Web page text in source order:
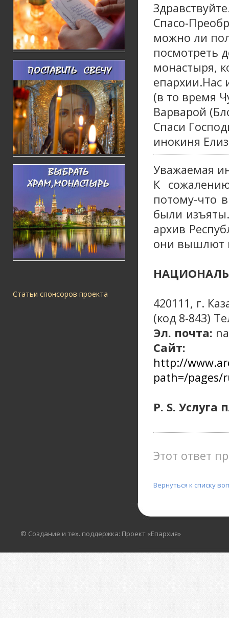
Статьи спонсоров проекта
Спасо-
можно ли
посмотреть
монастыря,
епархии.Нас
(в то время
Варварой
Спаси
инокиня
Уважаемая
К
потому-что
были
архив
они вышлют
420111, г.
(код 8-843)
Эл. почта:
Сайт:
http://
path=/pages/
P. S. Услуга
Этот ответ
Вернуться к списку
© Создание и тех. поддержка: Проект «Епархия»